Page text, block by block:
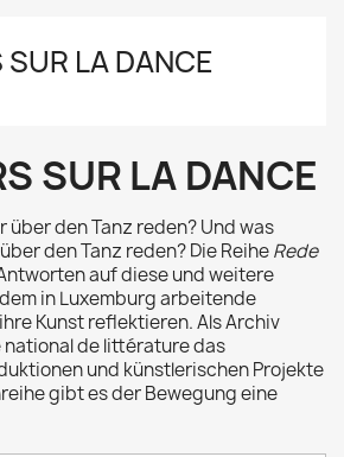
LA DANCE
SUR LA DANCE
über den Tanz reden? Und was
den Tanz reden? Die ReiheRede
auf diese und weitere
in Luxemburg arbeitende
Kunst reflektieren. Als Archiv
de littérature das
und künstlerischen Projekte
gibt es der Bewegung eine